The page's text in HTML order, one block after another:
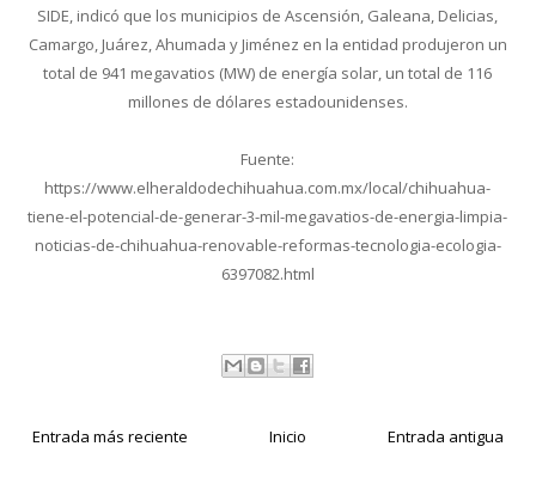
SIDE, indicó que los municipios de Ascensión, Galeana, Delicias,
Camargo, Juárez, Ahumada y Jiménez en la entidad produjeron un
total de 941 megavatios (MW) de energía solar, un total de 116
millones de dólares estadounidenses.
Fuente:
https://www.elheraldodechihuahua.com.mx/local/chihuahua-
tiene-el-potencial-de-generar-3-mil-megavatios-de-energia-limpia-
noticias-de-chihuahua-renovable-reformas-tecnologia-ecologia-
6397082.html
Entrada más reciente Entrada antigua
Inicio